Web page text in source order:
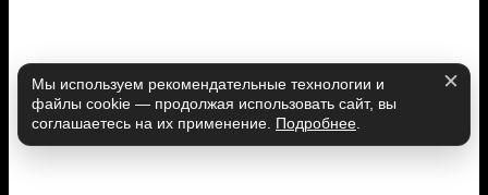
Мы используем рекомендательные технологии и
файлы cookie — продолжая использовать сайт, вы
соглашаетесь на их применение. Подробнее.